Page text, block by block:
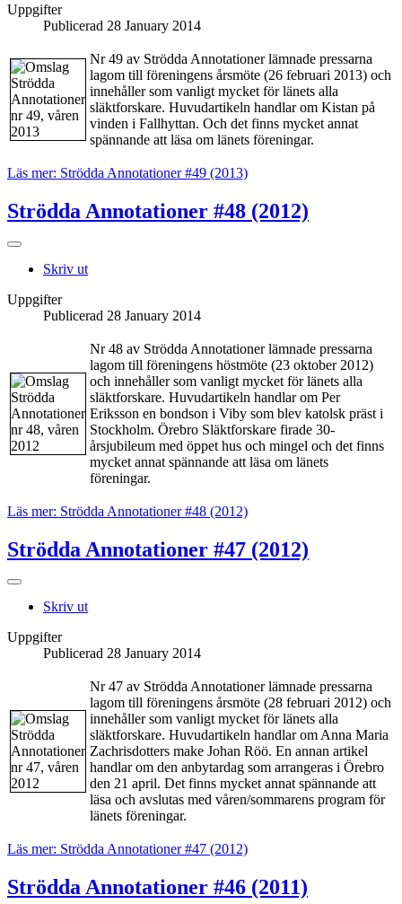
Uppgifter
Publicerad 28 January 2014
Nr 49 av Strödda Annotationer lämnade pressarna
lagom till föreningens årsmöte (26 februari 2013) och
innehåller som vanligt mycket för länets alla
släktforskare. Huvudartikeln handlar om Kistan på
vinden i Fallhyttan. Och det finns mycket annat
spännande att läsa om länets föreningar.
Läs mer: Strödda Annotationer #49 (2013)
Strödda Annotationer #48 (2012)
Skriv ut
Uppgifter
Publicerad 28 January 2014
Nr 48 av Strödda Annotationer lämnade pressarna
lagom till föreningens höstmöte (23 oktober 2012)
och innehåller som vanligt mycket för länets alla
släktforskare. Huvudartikeln handlar om Per
Eriksson en bondson i Viby som blev katolsk präst i
Stockholm. Örebro Släktforskare firade 30-
årsjubileum med öppet hus och mingel och det finns
mycket annat spännande att läsa om länets
föreningar.
Läs mer: Strödda Annotationer #48 (2012)
Strödda Annotationer #47 (2012)
Skriv ut
Uppgifter
Publicerad 28 January 2014
Nr 47 av Strödda Annotationer lämnade pressarna
lagom till föreningens årsmöte (28 februari 2012) och
innehåller som vanligt mycket för länets alla
släktforskare. Huvudartikeln handlar om Anna Maria
Zachrisdotters make Johan Röö. En annan artikel
handlar om den anbytardag som arrangeras i Örebro
den 21 april. Det finns mycket annat spännande att
läsa och avslutas med våren/sommarens program för
länets föreningar.
Läs mer: Strödda Annotationer #47 (2012)
Strödda Annotationer #46 (2011)